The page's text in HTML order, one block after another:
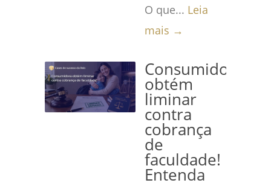
O que... Leia
mais →
Consumidora
obtém
liminar
contra
cobrança
de
faculdade!
Entenda